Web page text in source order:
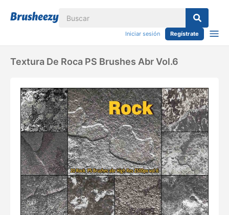
Iniciar sesión Regístrate
Textura De Roca PS Brushes Abr Vol.6